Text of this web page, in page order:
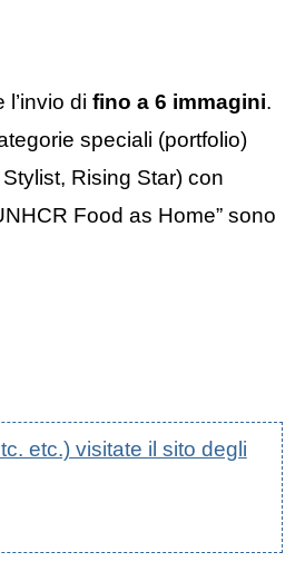
l’invio di fino a 6 immagini.
speciali (portfolio)
Rising Star) con
Food as Home” sono
etc.) visitate il sito degli